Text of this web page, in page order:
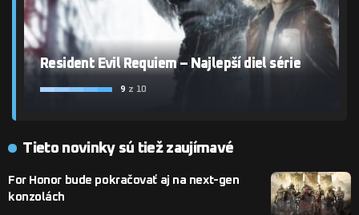
Resident Evil Requiem – Najlepší diel série
9 z 10
Tieto novinky sú tiež zaujímavé
For Honor bude pokračovať aj na next-gen
konzolách